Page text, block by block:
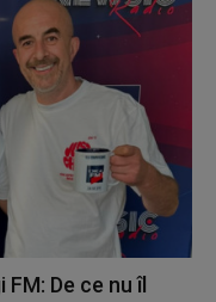
De ce nu îl